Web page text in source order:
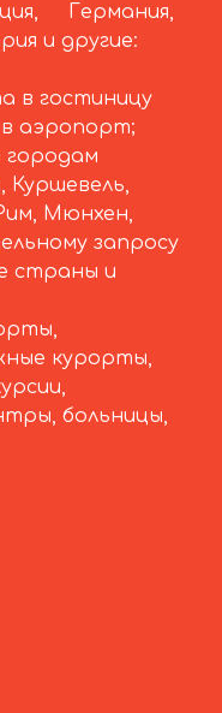
Германия,
и другие:
в гостиницу
в аэропорт;
городам
Куршевель,
Мюнхен,
запросу
страны и
курорты,
больницы,